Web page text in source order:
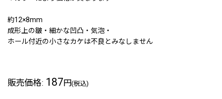
約12×8mm
成形上の皺・細かな凹凸・気泡・
ホール付近の小さなカケは不良とみなしません
販売価格: 187円(税込)